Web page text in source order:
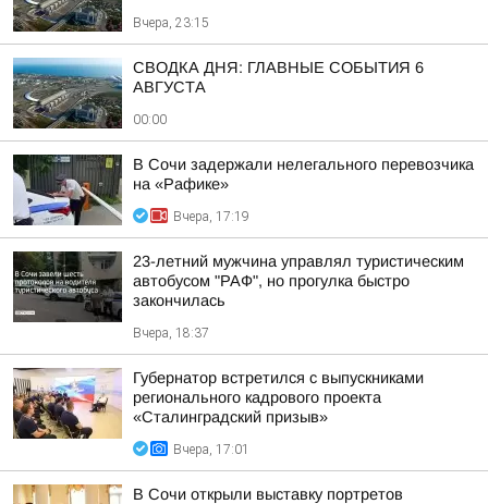
Вчера, 23:15
СВОДКА ДНЯ: ГЛАВНЫЕ СОБЫТИЯ 6
АВГУСТА
00:00
В Сочи задержали нелегального перевозчика
на «Рафике»
Вчера, 17:19
23-летний мужчина управлял туристическим
автобусом "РАФ", но прогулка быстро
закончилась
Вчера, 18:37
Губернатор встретился с выпускниками
регионального кадрового проекта
«Сталинградский призыв»
Вчера, 17:01
В Сочи открыли выставку портретов